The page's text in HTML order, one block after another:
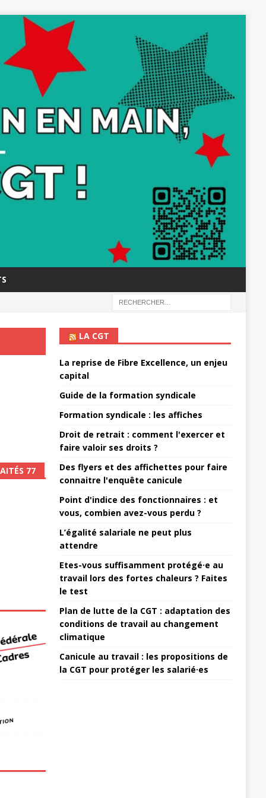
77
LA CGT
La reprise de Fibre Excellence, un enjeu
capital
Guide de la formation syndicale
Formation syndicale : les affiches
Droit de retrait : comment l'exercer et
faire valoir ses droits ?
Des flyers et des affichettes pour faire
connaitre l'enquête canicule
Point d'indice des fonctionnaires : et
vous, combien avez-vous perdu ?
L’égalité salariale ne peut plus
attendre
Etes-vous suffisamment protégé·e au
travail lors des fortes chaleurs ? Faites
le test
Plan de lutte de la CGT : adaptation des
conditions de travail au changement
climatique
Canicule au travail : les propositions de
la CGT pour protéger les salarié·es